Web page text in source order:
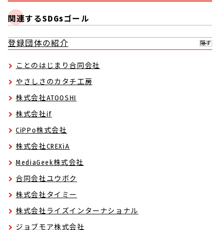
関連するSDGsゴール
登録団体の紹介 隠す
ことのはじまり合同会社
やさしさのカタチ工房
株式会社ATOOSHI
株式会社if
CiPPo株式会社
株式会社CREXiA
MediaGeek株式会社
合同会社ユウボク
株式会社タイミー
株式会社ライズインターナショナル
ジョブモア株式会社